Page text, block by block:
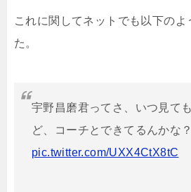
これに関してネットでも以下のよ
た。
宇野昌磨君ってさ、いつ見て
ど、コーチとできてるんかな
pic.twitter.com/UXX4CtX8tC